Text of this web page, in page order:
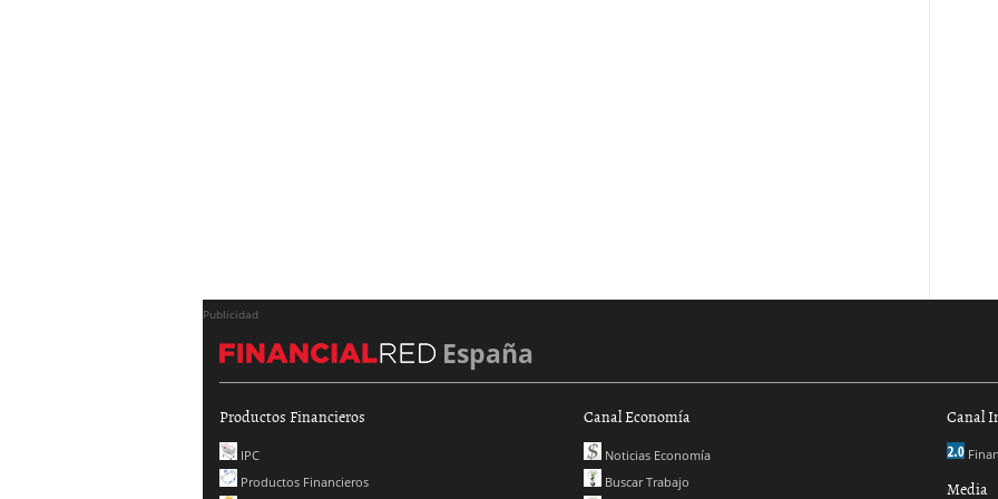
Publicidad
España
Productos Financieros
IPC
Productos Financieros
Canal Economía
Noticias Economía
Buscar Trabajo
Canal
Media